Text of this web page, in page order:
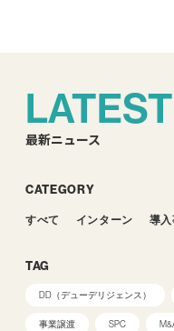
最新ニュース
CATEGORY
すべて インターン 導
TAG
DD（デューデリジェンス）
事業譲渡 SPC